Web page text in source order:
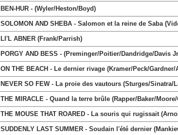
BEN-HUR - (Wyler/Heston/Boyd)
SOLOMON AND SHEBA - Salomon et la reine de Saba
LI'L ABNER (Frank/Parrish)
PORGY AND BESS - (Preminger/Poitier/Dandridge/Davis
ON THE BEACH - Le dernier rivage (Kramer/Peck/Gardner/
NEVER SO FEW - La proie des vautours (Sturges/Sinatra/
THE MIRACLE - Quand la terre brûle (Rapper/Baker/
THE MOUSE THAT ROARED - La souris qui rugissait
SUDDENLY LAST SUMMER - Soudain l'été dernier